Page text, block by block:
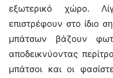
εξωτερικό χώρο.
επιστρέφουν στο ίδιο
μπάτσων βάζουν
αποδεικνύοντας
μπάτσοι και οι